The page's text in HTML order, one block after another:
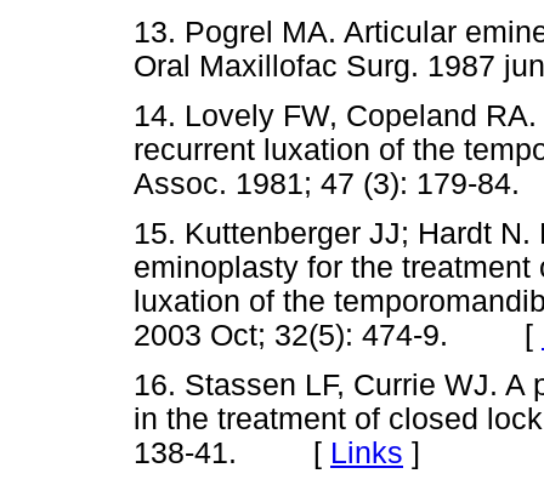
13. Pogrel MA. Articular
Oral Maxillofac Surg.
14. Lovely FW, Copeland
recurrent luxation of the
Assoc. 1981; 47 (3):
15. Kuttenberger JJ; Hardt
eminoplasty for the
luxation of the
2003 Oct; 32(5): 474-9. [
16. Stassen LF, Currie WJ.
in the treatment of closed
138-41. [ Links ]